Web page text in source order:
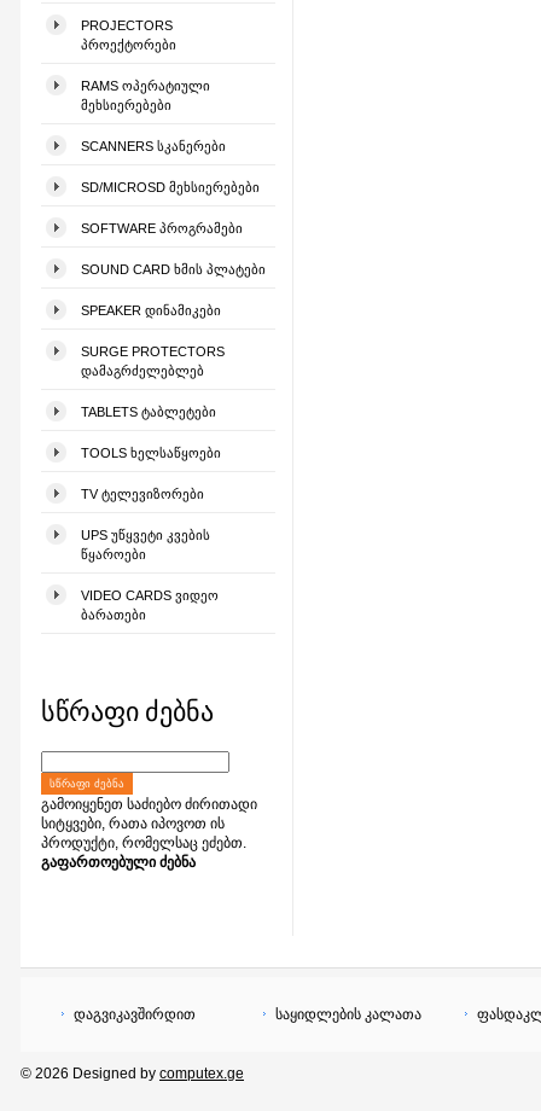
PROJECTORS
ᲞᲠᲝᲔᲥᲢᲝᲠᲔᲑᲘ
RAMS ᲝᲞᲔᲠᲐᲢᲘᲣᲚᲘ
ᲛᲔᲮᲡᲘᲔᲠᲔᲑᲔᲑᲘ
SCANNERS ᲡᲙᲐᲜᲔᲠᲔᲑᲘ
SD/MICROSD ᲛᲔᲮᲡᲘᲔᲠᲔᲑᲔᲑᲘ
SOFTWARE ᲞᲠᲝᲒᲠᲐᲛᲔᲑᲘ
SOUND CARD ᲮᲛᲘᲡ ᲞᲚᲐᲢᲔᲑᲘ
SPEAKER ᲓᲘᲜᲐᲛᲘᲙᲔᲑᲘ
SURGE PROTECTORS
ᲓᲐᲛᲐᲒᲠᲫᲔᲚᲔᲑᲚᲔᲑ
TABLETS ᲢᲐᲑᲚᲔᲢᲔᲑᲘ
TOOLS ᲮᲔᲚᲡᲐᲬᲧᲝᲔᲑᲘ
TV ᲢᲔᲚᲔᲕᲘᲖᲝᲠᲔᲑᲘ
UPS ᲣᲬᲧᲕᲔᲢᲘ ᲙᲕᲔᲑᲘᲡ
ᲬᲧᲐᲠᲝᲔᲑᲘ
VIDEO CARDS ᲕᲘᲓᲔᲝ
ᲑᲐᲠᲐᲗᲔᲑᲘ
სწრაფი ძებნა
ᲡᲬᲠᲐᲤᲘ ᲫᲔᲑᲜᲐ
გამოიყენეთ საძიებო ძირითადი
სიტყვები, რათა იპოვოთ ის
პროდუქტი, რომელსაც ეძებთ.
გაფართოებული ძებნა
დაგვიკავშირდით საყიდლების კალათა
© 2026 Designed by computex.ge